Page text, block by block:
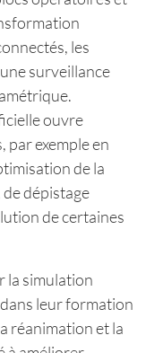
les
surveillance
ouvre
par exemple en
de la
de dépistage
de certaines
la simulation
leur formation
réanimation et la